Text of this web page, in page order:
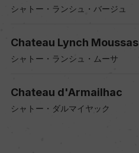
シャトー・ランシュ・バージュ
Chateau Lynch Moussas
シャトー・ランシュ・ムーサ
Chateau d'Armailhac
シャトー・ダルマイヤック